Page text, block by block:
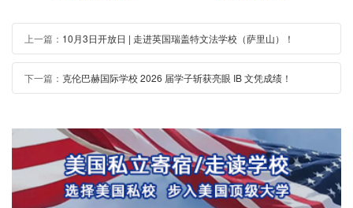
上一篇： 10月3日开放日 | 走进英国瑞盖特文法学校（萨里山）！
下一篇： 克伦巴赫国际学校 2026 届学子斩获亮眼 IB 文凭成绩！